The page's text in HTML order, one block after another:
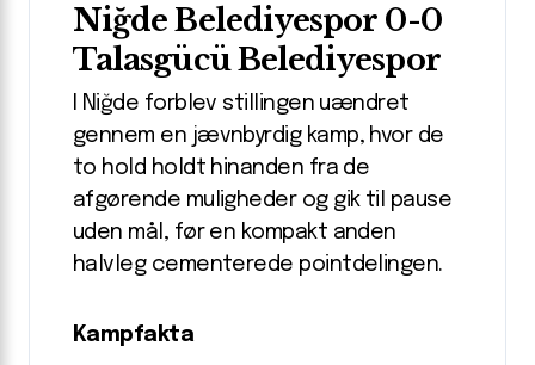
Niğde Belediyespor 0-0
Talasgücü Belediyespor
I Niğde forblev stillingen uændret
gennem en jævnbyrdig kamp, hvor de
to hold holdt hinanden fra de
afgørende muligheder og gik til pause
uden mål, før en kompakt anden
halvleg cementerede pointdelingen.
Kampfakta